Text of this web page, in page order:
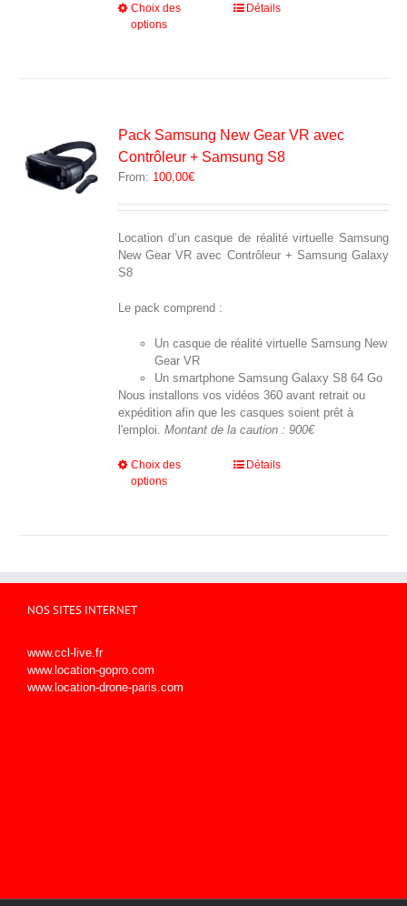
Choix des
options
Ce
peuvent
choisies
page
du
produit
Détails
Pack Samsung New Gear VR avec
Contrôleur + Samsung S8
From: 100,00€
Location d’un casque de réalité virtuelle Samsung
New Gear VR avec Contrôleur + Samsung Galaxy
S8
Le pack comprend :
Un casque de réalité virtuelle Samsung New
Gear VR
Un smartphone Samsung Galaxy S8 64 Go
Nous installons vos vidéos 360 avant retrait ou
expédition afin que les casques soient prêt à
l'emploi.Montant de la caution : 900€
Choix des
options
Ce
peuvent
Détails
NOS SITES INTERNET
www.ccl-live.fr
www.location-gopro.com
www.location-drone-paris.com